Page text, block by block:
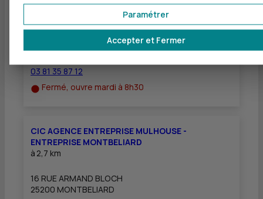
CIC MONTBELIARD
16 RUE ARMAND BLOCH
03 81 35 87 12
Fermé, ouvre mardi à 8h30
CIC AGENCE ENTREPRISE MULHOUSE -
ENTREPRISE MONTBELIARD
à 2,7 km
16 RUE ARMAND BLOCH
25200 MONTBELIARD
Accepter et Fermer
Paramétrer